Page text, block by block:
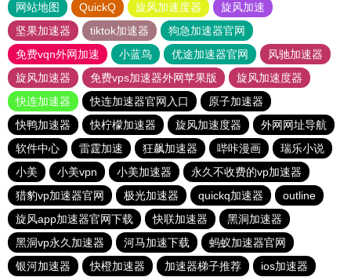
网站地图 QuickQ 旋风加速度器
旋风加速
坚果加速器
tiktok加速器
狗急加速器官网
免费vqn外网加速
小蓝鸟 优途加速器官网
风驰加速器
旋风加速器
免费vps加速器外网苹果版
旋风加速度器
快连加速器
快连加速器官网入口
原子加速器
快鸭加速器
快柠檬加速器 旋风加速度器
外网网址导航
软件中心
雷霆加速 狂飙加速器 哔咔漫画
瑞乐小说
小美
小美vpn 小美加速器
永久不收费的vp加速器
猎豹vp加速器官网
极光加速器 quickq加速器
outline
旋风app加速器官网下载
快联加速器
黑洞加速器
黑洞vp永久加速器
河马加速下载
蚂蚁加速器官网
银河加速器
快橙加速器 加速器梯子推荐 ios加速器